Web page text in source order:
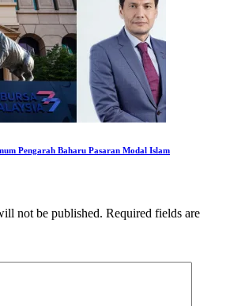
Pengarah Baharu Pasaran Modal Islam
not be published. Required fields are